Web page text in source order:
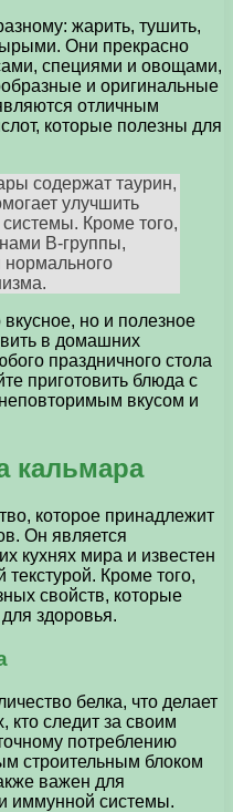
жарить, тушить,
Они прекрасно
специями и овощами,
и оригинальные
отличным
которые полезны для
содержат таурин,
улучшить
Кроме того,
B-группы,
но и полезное
в домашних
праздничного стола
приготовить блюда с
вкусом и
кальмара
которое принадлежит
Он является
кухнях мира и известен
Кроме того,
свойств, которые
здоровья.
белка, что делает
кто следит за своим
потреблению
строительным блоком
важен для
иммунной системы.